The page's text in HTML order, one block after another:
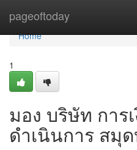
pageoftoday
Home
Home
1
มอง บริษัท การ
ดำเนินการ สมุ